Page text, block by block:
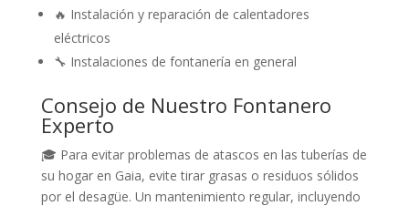
🔥 Instalación y reparación de calentadores
eléctricos
🔧 Instalaciones de fontanería en general
Consejo de Nuestro Fontanero
Experto
🎓 Para evitar problemas de atascos en las tuberías de
su hogar en Gaia, evite tirar grasas o residuos sólidos
por el desagüe. Un mantenimiento regular, incluyendo